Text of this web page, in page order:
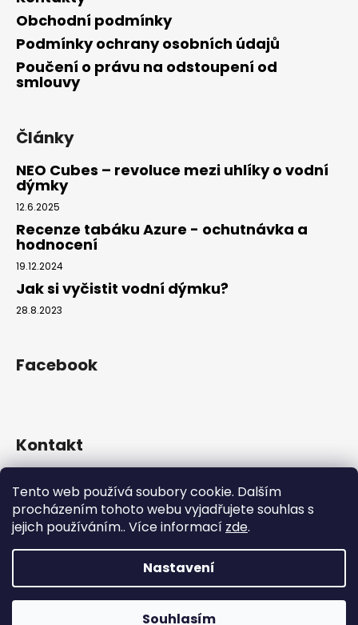
Tento web používá soubory cookie. Dalším
procházením tohoto webu vyjadřujete souhlas s
jejich používáním.. Více informací zde.
Nastavení
Souhlasím
Obchodní podmínky
Podmínky ochrany osobních údajů
Poučení o právu na odstoupení od
smlouvy
Články
NEO Cubes – revoluce mezi uhlíky o vodní
dýmky
12.6.2025
Recenze tabáku Azure - ochutnávka a
hodnocení
19.12.2024
Jak si vyčistit vodní dýmku?
28.8.2023
Facebook
Kontakt
+420 739 522 572
hookah_gang.cz/
Copyright 2026Hookah Gang. Všechna práva vyhrazena.